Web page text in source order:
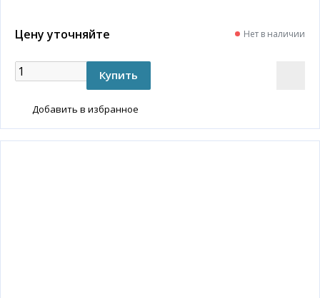
Цену уточняйте Нет в наличии
Добавить в избранное